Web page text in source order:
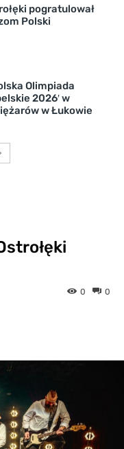
pogratulował
Polski
Olimpiada
2026′ w
w Łukowie